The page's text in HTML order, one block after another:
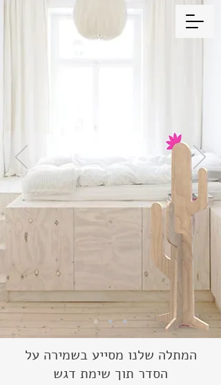
המתלה שלנו מסייע בשמירה על
הסדר תוך שימת דגש